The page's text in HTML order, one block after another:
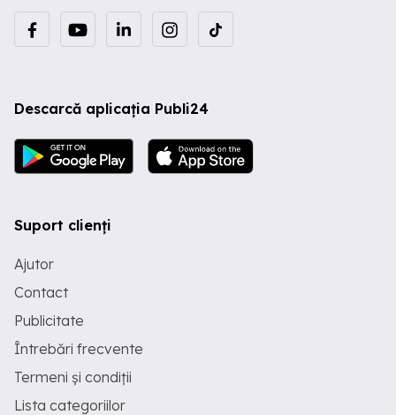
Descarcă aplicația Publi24
Suport clienți
Ajutor
Contact
Publicitate
Întrebări frecvente
Termeni și condiții
Lista categoriilor